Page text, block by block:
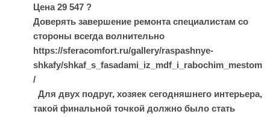
Цена 29 547 ?
Доверять завершение ремонта специалистам со
стороны всегда волнительно
https://sferacomfort.ru/gallery/raspashnye-
shkafy/shkaf_s_fasadami_iz_mdf_i_rabochim_mestom
/
Для двух подруг, хозяек сегодняшнего интерьера,
такой финальной точкой должно было стать